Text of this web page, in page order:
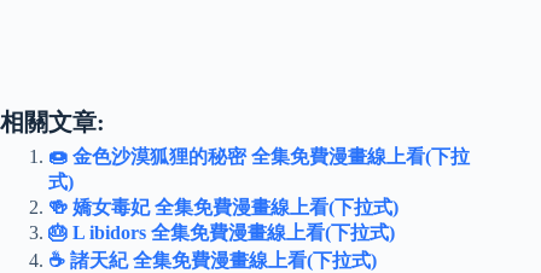
相關文章:
🍩 金色沙漠狐狸的秘密 全集免費漫畫線上看(下拉
式)
🍻 嬌女毒妃 全集免費漫畫線上看(下拉式)
🎂 L ibidors 全集免費漫畫線上看(下拉式)
☕ 諸天紀 全集免費漫畫線上看(下拉式)